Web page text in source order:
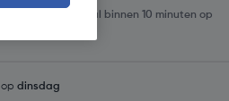
en haal binnen 10 minuten op
dinsdag